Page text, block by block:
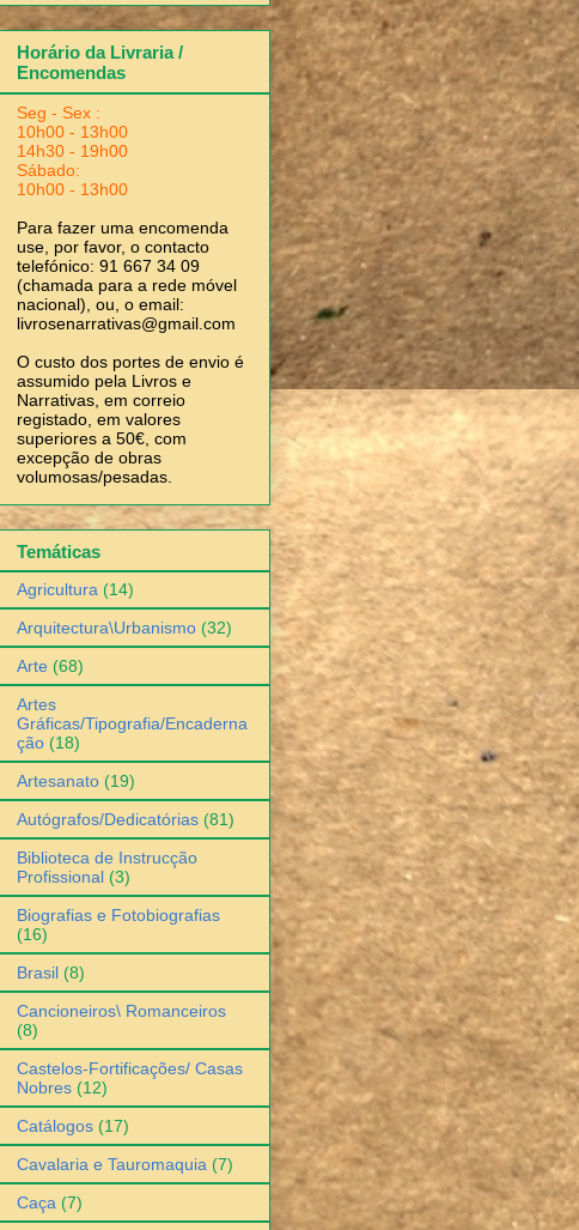
Horário da Livraria /
Encomendas
Seg - Sex :
10h00 - 13h00
14h30 - 19h00
Sábado:
10h00 - 13h00
Para fazer uma encomenda
use, por favor, o contacto
telefónico: 91 667 34 09
(chamada para a rede móvel
nacional), ou, o email:
livrosenarrativas@gmail.com
O custo dos portes de envio é
assumido pela Livros e
Narrativas, em correio
registado, em valores
superiores a 50€, com
excepção de obras
volumosas/pesadas.
Temáticas
Agricultura (14)
Arquitectura\Urbanismo (32)
Arte (68)
Artes
Gráficas/Tipografia/Encaderna
ção (18)
Artesanato (19)
Autógrafos/Dedicatórias (81)
Biblioteca de Instrucção
Profissional (3)
Biografias e Fotobiografias
(16)
Brasil (8)
Cancioneiros\ Romanceiros
(8)
Castelos-Fortificações/ Casas
Nobres (12)
Catálogos (17)
Cavalaria e Tauromaquia (7)
Caça (7)